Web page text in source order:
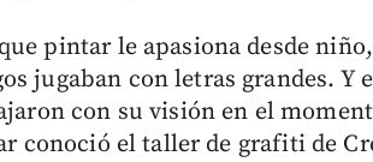
pintar le apasiona desde
jugaban con letras grandes. Y
con su visión en el
conoció el taller de grafiti de